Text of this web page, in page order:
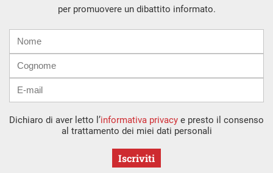
per promuovere un dibattito informato.
mail
Dichiaro di aver letto l’informativa privacy e presto il consenso
al trattamento dei miei dati personali
Iscriviti